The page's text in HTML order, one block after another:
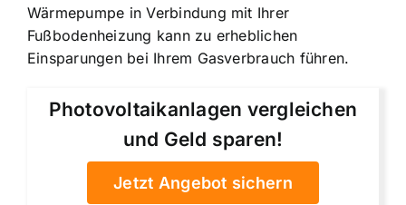
Wärmepumpe in Verbindung mit Ihrer
Fußbodenheizung kann zu erheblichen
Einsparungen bei Ihrem Gasverbrauch führen.
Photovoltaikanlagen vergleichen
und Geld sparen!
Jetzt Angebot sichern